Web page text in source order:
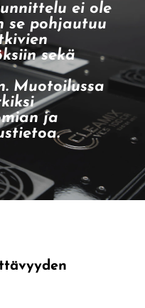
ei ole
se pohjautuu
sekä
Muotoilussa
ja